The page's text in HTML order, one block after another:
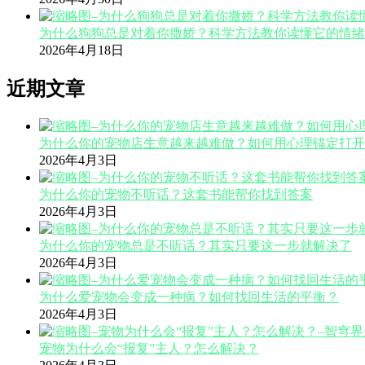
为什么狗狗总是对着你撒娇？科学方法教你读懂它的情绪
2026年4月18日
近期文章
为什么你的宠物店生意越来越难做？如何用心理锚定打
2026年4月3日
为什么你的宠物不听话？这套书能帮你找到答案
2026年4月3日
为什么你的宠物总是不听话？其实只要这一步就解决了
2026年4月3日
为什么爱宠物会变成一种病？如何找回生活的平衡？
2026年4月3日
宠物为什么会“报复”主人？怎么解决？